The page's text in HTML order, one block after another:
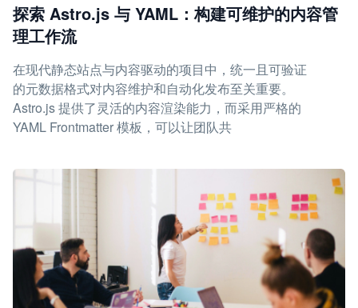
探索 Astro.js 与 YAML：构建可维护的内容管
理工作流
在现代静态站点与内容驱动的项目中，统一且可验证
的元数据格式对内容维护和自动化发布至关重要。
Astro.js 提供了灵活的内容渲染能力，而采用严格的
YAML Frontmatter 模板，可以让团队共